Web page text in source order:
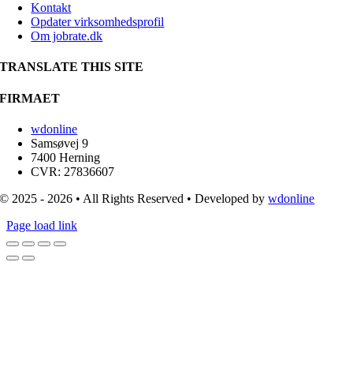
Kontakt
Opdater virksomhedsprofil
Om jobrate.dk
TRANSLATE THIS SITE
FIRMAET
wdonline
Samsøvej 9
7400 Herning
CVR: 27836607
© 2025 - 2026 • All Rights Reserved • Developed bywdonline
Page load link